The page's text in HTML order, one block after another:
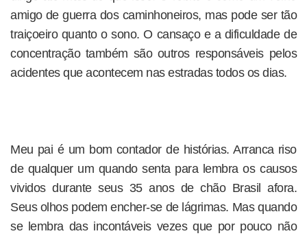
amigo de guerra dos caminhoneiros, mas pode ser tão
traiçoeiro quanto o sono. O cansaço e a dificuldade de
concentração também são outros responsáveis pelos
acidentes que acontecem nas estradas todos os dias.
Meu pai é um bom contador de histórias. Arranca riso
de qualquer um quando senta para lembra os causos
vividos durante seus 35 anos de chão Brasil afora.
Seus olhos podem encher-se de lágrimas. Mas quando
se lembra das incontáveis vezes que por pouco não